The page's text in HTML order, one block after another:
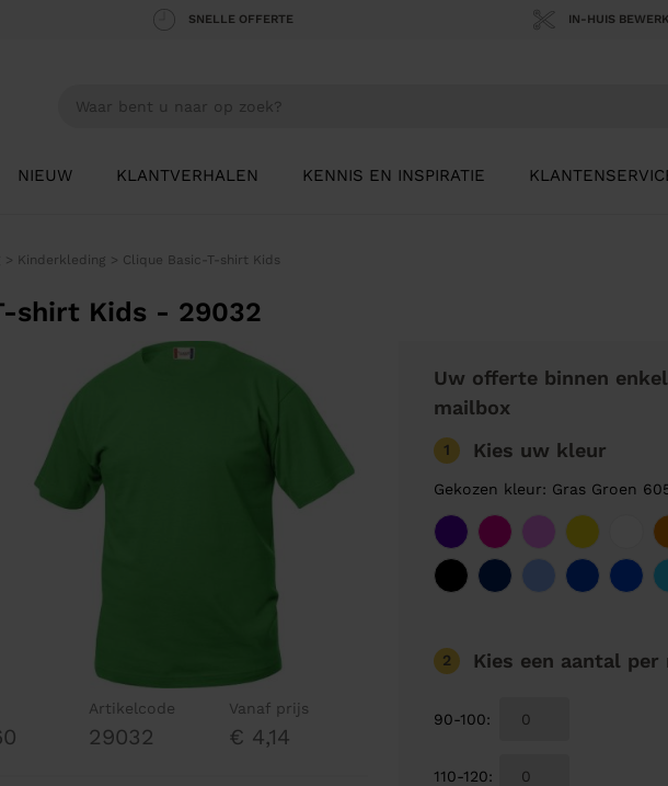
SNELLE OFFERTE IN-HUIS
NIEUW KLANTVERHALEN KENNIS EN INSPIRATIE
> Kinderkleding > Clique Basic-T-shirt Kids
shirt Kids - 29032
Artikelcode
29032
Vanaf prijs
€ 4,14
Uw offerte binnen
mailbox
1 Kies uw kleur
Gekozen kleur: Gras Groen
2 Kies een aantal per
90-100:
110-120: